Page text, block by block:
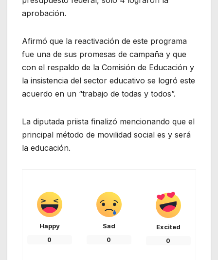
aprobación.
Afirmó que la reactivación de este programa
fue una de sus promesas de campaña y que
con el respaldo de la Comisión de Educación y
la insistencia del sector educativo se logró este
acuerdo en un “trabajo de todas y todos”.
La diputada priista finalizó mencionando que el
principal método de movilidad social es y será
la educación.
Happy
0
Sad
0
Excited
0